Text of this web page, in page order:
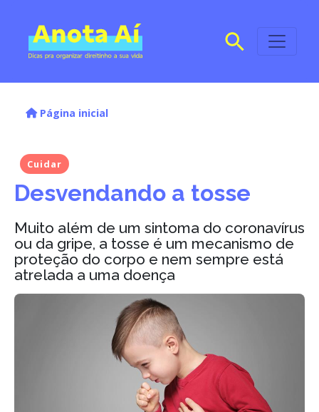
Página inicial
Cuidar
Desvendando a tosse
Muito além de um sintoma do coronavírus
ou da gripe, a tosse é um mecanismo de
proteção do corpo e nem sempre está
atrelada a uma doença